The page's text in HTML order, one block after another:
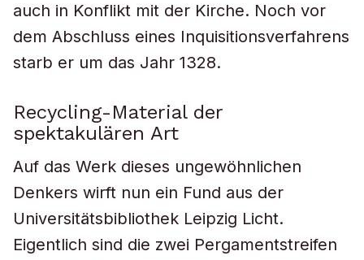
auch in Konflikt mit der Kirche. Noch vor
dem Abschluss eines Inquisitionsverfahrens
starb er um das Jahr 1328.
Recycling-Material der
spektakulären Art
Auf das Werk dieses ungewöhnlichen
Denkers wirft nun ein Fund aus der
Universitätsbibliothek Leipzig Licht.
Eigentlich sind die zwei Pergamentstreifen